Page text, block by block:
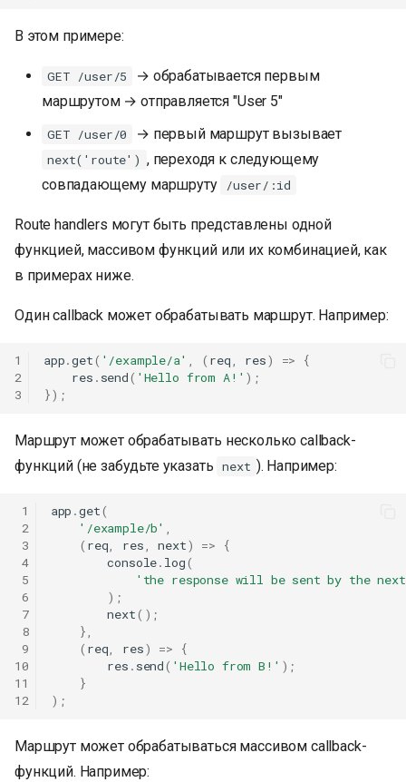
В этом примере:
GET /user/5
→ обрабатывается первым
маршрутом → отправляется "User 5"
GET /user/0 → первый маршрут вызывает
next('route') , переходя к следующему
совпадающему маршруту
/user/:id
Route handlers могут быть представлены одной
функцией, массивом функций или их комбинацией, как
в примерах ниже.
Один callback может обрабатывать маршрут. Например:
1
2
3
app.get( '/example/a' , ( req, res) =>
{
res . send( 'Hello from A!' );
});
Маршрут может обрабатывать несколько callback-
функций (не забудьте указать next ). Например:
1
2
3
4
5
6
7
8
9
10
11
12
app .get(
'/example/b' ,
( req, res, next) =>
{
console. log(
'the response will be sent by the
);
next();
},
( req, res) =>
{
res . send( 'Hello from B!' );
}
);
Маршрут может обрабатываться массивом callback-
функций. Например: